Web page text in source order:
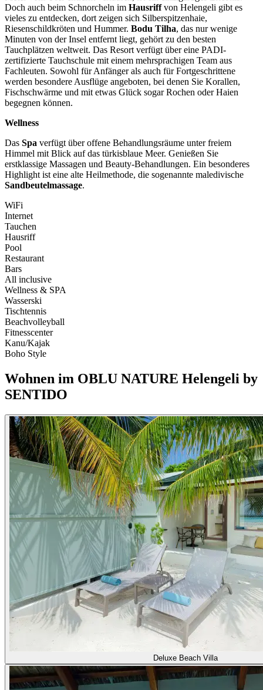
Doch auch beim Schnorcheln im Hausriffvon Helengeli gibt es
vieles zu entdecken, dort zeigen sich Silberspitzenhaie,
Riesenschildkröten und Hummer. Bodu Tilha, das nur wenige
Minuten von der Insel entfernt liegt, gehört zu den besten
Tauchplätzen weltweit. Das Resort verfügt über eine PADI-
zertifizierte Tauchschule mit einem mehrsprachigen Team aus
Fachleuten. Sowohl für Anfänger als auch für Fortgeschrittene
werden besondere Ausflüge angeboten, bei denen Sie Korallen,
Fischschwärme und mit etwas Glück sogar Rochen oder Haien
begegnen können.
Wellness
Das Spa verfügt über offene Behandlungsräume unter freiem
Himmel mit Blick auf das türkisblaue Meer. Genießen Sie
erstklassige Massagen und Beauty-Behandlungen. Ein besonderes
Highlight ist eine alte Heilmethode, die sogenannte maledivische
Sandbeutelmassage.
WiFi
Internet
Tauchen
Hausriff
Pool
Restaurant
Bars
All inclusive
Wellness & SPA
Wasserski
Tischtennis
Beachvolleyball
Fitnesscenter
Kanu/Kajak
Boho Style
Wohnen im OBLU NATURE Helengeli by
SENTIDO
Deluxe Beach Villa